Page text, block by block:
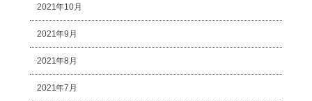
2021年10月
2021年9月
2021年8月
2021年7月